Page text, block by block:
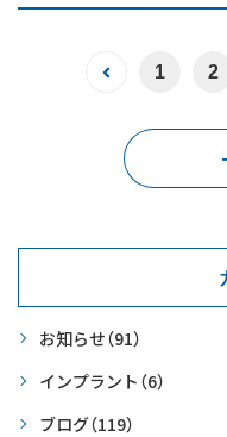
1 2
お知らせ（91）
インプラント （6）
ブログ（119）